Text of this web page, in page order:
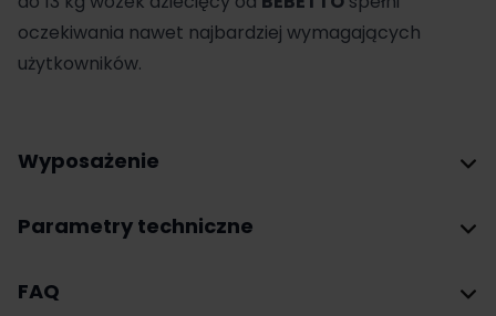
oczekiwania nawet najbardziej wymagających
użytkowników.
Wyposażenie
Parametry techniczne
FAQ